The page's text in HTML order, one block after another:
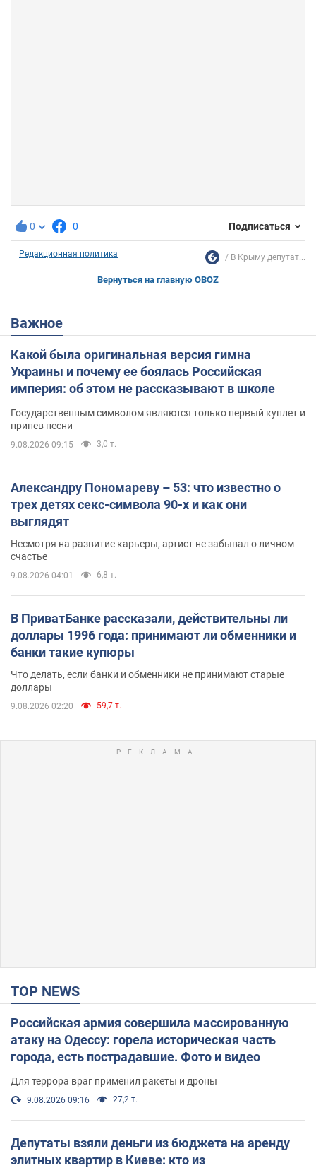
0 0 Подписаться
Редакционная политика В Крыму депутат...
Вернуться на главную OBOZ
Важное
Какой была оригинальная версия гимна
Украины и почему ее боялась Российская
империя: об этом не рассказывают в школе
Государственным символом являются только первый куплет и
припев песни
9.08.2026 09:15 3,0 т.
Александру Пономареву – 53: что известно о
трех детях секс-символа 90-х и как они
выглядят
Несмотря на развитие карьеры, артист не забывал о личном
счастье
9.08.2026 04:01 6,8 т.
В ПриватБанке рассказали, действительны ли
доллары 1996 года: принимают ли обменники и
банки такие купюры
Что делать, если банки и обменники не принимают старые
доллары
9.08.2026 02:20 59,7 т.
TOP NEWS
Российская армия совершила массированную
атаку на Одессу: горела историческая часть
города, есть пострадавшие. Фото и видео
Для террора враг применил ракеты и дроны
9.08.2026 09:16 27,2 т.
Депутаты взяли деньги из бюджета на аренду
элитных квартир в Киеве: кто из